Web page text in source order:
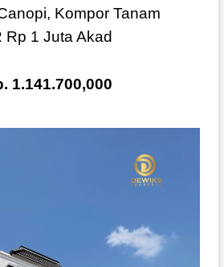
Kompor Tanam
Rp 1 Juta Akad
1.141.700,000